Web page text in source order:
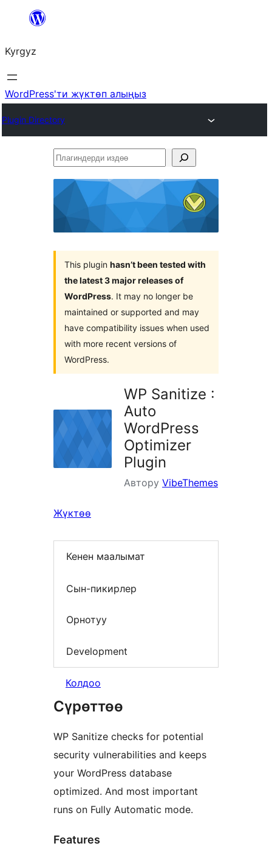
Мазмунга
Kyrgyz
WordPress'ти жүктөп алыңыз
Plugin Directory
Плагиндерди
This plugin hasn’t been tested with
the latest 3 major releases of
WordPress. It may no longer be
maintained or supported and may
have compatibility issues when used
with more recent versions of
WordPress.
WP Sanitize :
Auto
WordPress
Optimizer
Plugin
Автору VibeThemes
Жүктөө
Кенен маалымат
Сын-пикирлер
Орнотуу
Development
Колдоо
Сүрөттөө
WP Sanitize checks for potential
security vulnerabilities and keeps
your WordPress database
optimized. And most important
runs on Fully Automatic mode.
Features